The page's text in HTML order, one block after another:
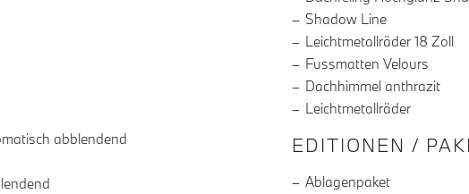
abblendend
Shadow Line
Leichtmetallräder 18 Zoll
Fussmatten Velours
Dachhimmel anthrazit
Leichtmetallräder
EDITIONEN /
Ablagenpaket